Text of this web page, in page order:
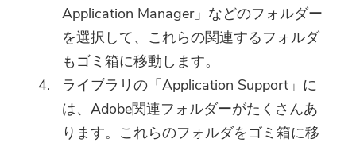
Application Manager」などのフォルダー
を選択して、これらの関連するフォルダ
もゴミ箱に移動します。
ライブラリの「Application Support」に
は、Adobe関連フォルダーがたくさんあ
ります。これらのフォルダをゴミ箱に移